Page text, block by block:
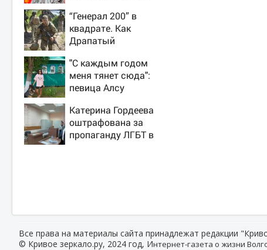
“Генерал 200” в
квадрате. Как
Драпатый
Сырского
"С каждым годом
меня тянет сюда":
певица Алсу
татарскую деревню,
где прошло ее
детство 07/08/2026
Катерина Гордеева
оштрафована за
пропаганду ЛГБТ в
Все права на материалы сайта принадлежат редакции
© Кривое зеркало.ру, 2024 год, Интернет-газета о жизни